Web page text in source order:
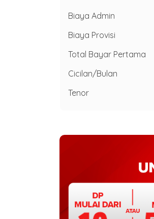
Biaya Admin
Biaya Provisi
Total Bayar Pertama
Cicilan/Bulan
Tenor